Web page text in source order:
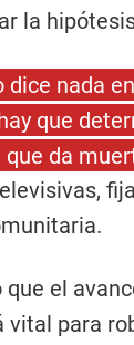
la
dice nada
que
da
que el
vital para